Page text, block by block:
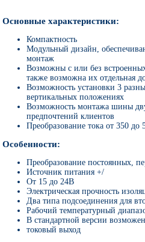
Основные характеристики:
Компактность
Модульный дизайн,
монтаж
Возможны с или без
также возможна их отдельная
Возможность установки 3
вертикальных положениях
Возможность монтажа шины
предпочтений клиентов
Преобразование тока от 350
Особенности:
Преобразование постоянных,
Источник питания +/
От 15 до 24В
Электрическая прочность
Два типа подсоединения для
Рабочий температурный
В стандартной версии
токовый выход